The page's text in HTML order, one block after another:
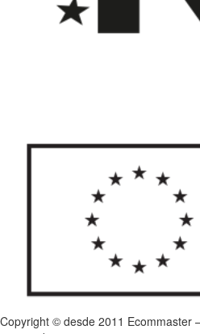
Copyright © desde 2011 Ecommaster